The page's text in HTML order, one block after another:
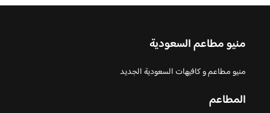
منيو مطاعم السعودية
منيو مطاعم و كافيهات السعودية الجديد
المطاعم